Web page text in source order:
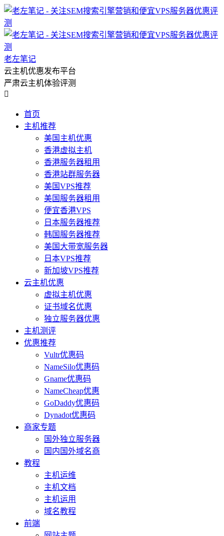
老左笔记
云主机优惠发布平台
严肃云主机体验评测

首页
主机推荐
美国主机优惠
香港虚拟主机
香港服务器租用
香港站群服务器
美国VPS推荐
美国服务器租用
便宜香港VPS
日本服务器推荐
韩国服务器推荐
美国大带宽服务器
日本VPS推荐
新加坡VPS推荐
云主机优惠
虚拟主机优惠
证书域名优惠
独立服务器优惠
主机测评
优惠推荐
Vultr优惠码
NameSilo优惠码
Gname优惠码
NameCheap优惠
GoDaddy优惠码
Dynadot优惠码
商家专题
国外独立服务器
国内国外域名商
教程
主机运维
主机文档
主机运用
域名教程
前端